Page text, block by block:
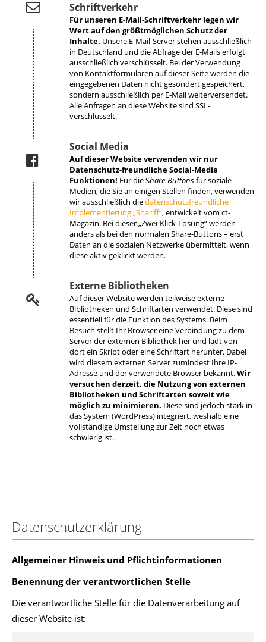
Schriftverkehr
Für unseren E-Mail-Schriftverkehr legen wir
Wert auf den größtmöglichen Schutz der
Inhalte. Unsere E-Mail-Server stehen ausschließlich
in Deutschland und die Abfrage der E-Mails erfolgt
ausschließlich verschlüsselt. Bei der Verwendung
von Kontaktformularen auf dieser Seite werden die
eingegebenen Daten nicht gesondert gespeichert,
sondern ausschließlich per E-Mail weiterversendet.
Alle Anfragen an diese Website sind SSL-
verschlüsselt.
Social Media
Auf dieser Website verwenden wir nur
Datenschutz-freundliche Social-Media
Funktionen! Für die Share-Buttonsfür soziale
Medien, die Sie an einigen Stellen finden, verwenden
wir ausschließlich diedatenschutzfreundliche
Implementierung „Shariff“, entwickelt vom ct-
Magazin. Bei dieser „Zwei-Klick-Lösung“ werden –
anders als bei den normalen Share-Buttons – erst
Daten an die sozialen Netzwerke übermittelt, wenn
diese aktiv geklickt werden.
Externe Bibliotheken
Auf dieser Website werden teilweise externe
Bibliotheken und Schriftarten verwendet. Diese sind
essentiell für die Funktion des Systems. Beim
Besuch stellt Ihr Browser eine Verbindung zu dem
Server der externen Bibliothek her und lädt von
dort ein Skript oder eine Schriftart herunter. Dabei
wird diesem externen Server zumindest Ihre IP-
Adresse und der verwendete Browser bekannt.Wir
versuchen derzeit, die Nutzung von externen
Bibliotheken und Schriftarten soweit wie
möglich zu minimieren. Diese sind jedoch stark in
das System (WordPress) integriert, weshalb eine
vollständige Umstellung zur Zeit noch etwas
schwierig ist.
Datenschutzerklärung
Allgemeiner Hinweis und Pflichtinformationen
Benennung der verantwortlichen Stelle
Die verantwortliche Stelle für die Datenverarbeitung auf
dieser Website ist: